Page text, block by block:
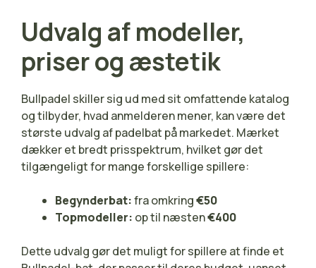
Udvalg af modeller,
priser og æstetik
Bullpadel skiller sig ud med sit omfattende katalog
og tilbyder, hvad anmelderen mener, kan være det
største udvalg af padelbat på markedet. Mærket
dækker et bredt prisspektrum, hvilket gør det
tilgængeligt for mange forskellige spillere:
Begynderbat:fra omkring€50
Topmodeller: op til næsten€400
Dette udvalg gør det muligt for spillere at finde et